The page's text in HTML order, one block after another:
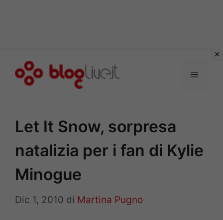
Menu
Let It Snow, sorpresa
natalizia per i fan di Kylie
Minogue
Dic 1, 2010 di Martina Pugno